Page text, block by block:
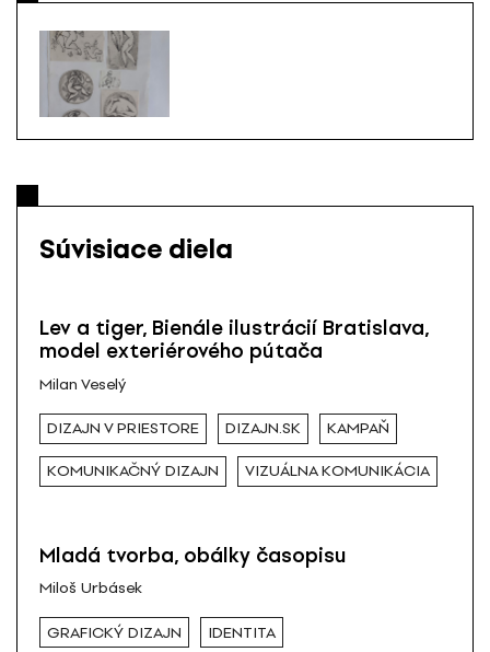
Súvisiace diela
Lev a tiger, Bienále ilustrácií Bratislava,
model exteriérového pútača
Milan Veselý
DIZAJN V PRIESTORE DIZAJN.SK KAMPAŇ
KOMUNIKAČNÝ DIZAJN VIZUÁLNA KOMUNIKÁCIA
Mladá tvorba, obálky časopisu
Miloš Urbásek
GRAFICKÝ DIZAJN IDENTITA